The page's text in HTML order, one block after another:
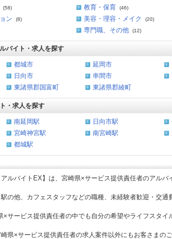
(58) 教育・保育 (46)
ン (8) 美容・理容・メイク (20)
専門職、その他 (12)
バイト・求人を探す
都城市 延岡市
日向市 串間市
東諸県郡国富町 東諸県郡綾町
・求人を探す
南延岡駅 日向市駅
宮崎神宮駅 南宮崎駅
都城駅
ルバイトEX】は、宮崎県×サービス提供責任者のアルバ
の他、カフェスタッフなどの職種、未経験者歓迎・交通
×サービス提供責任者の中でも自分の希望やライフスタイ
県×サービス提供責任者の求人案件以外にもお客さまの